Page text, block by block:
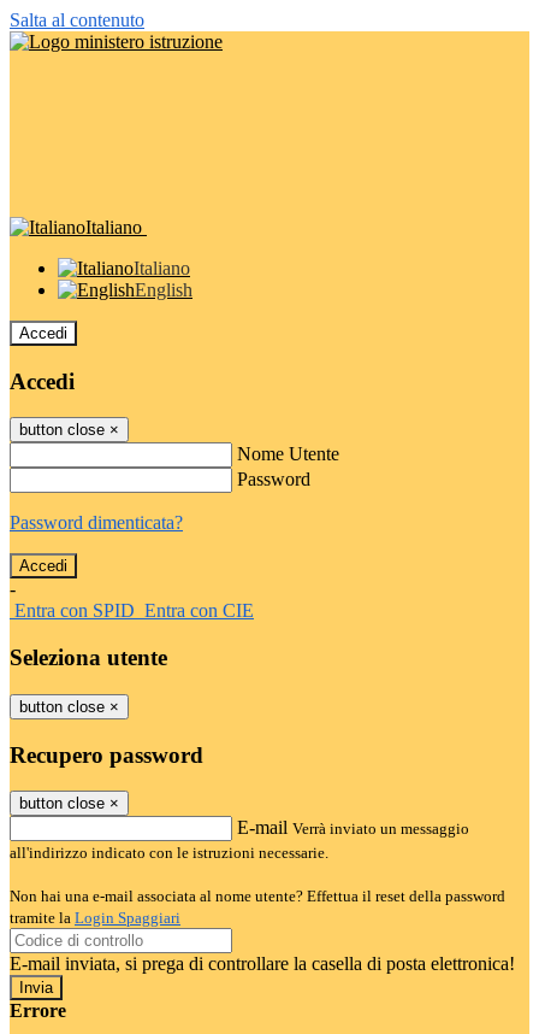
Salta al contenuto
Italiano
Italiano
English
Accedi
Accedi
button close ×
Nome Utente
Password
Password dimenticata?
-
Entra con SPID Entra con CIE
Seleziona utente
button close ×
Recupero password
button close ×
E-mail Verrà inviato un messaggio
all'indirizzo indicato con le istruzioni necessarie.
Non hai una e-mail associata al nome utente? Effettua il reset della password
tramite la Login Spaggiari
E-mail inviata, si prega di controllare la casella di posta elettronica!
Errore